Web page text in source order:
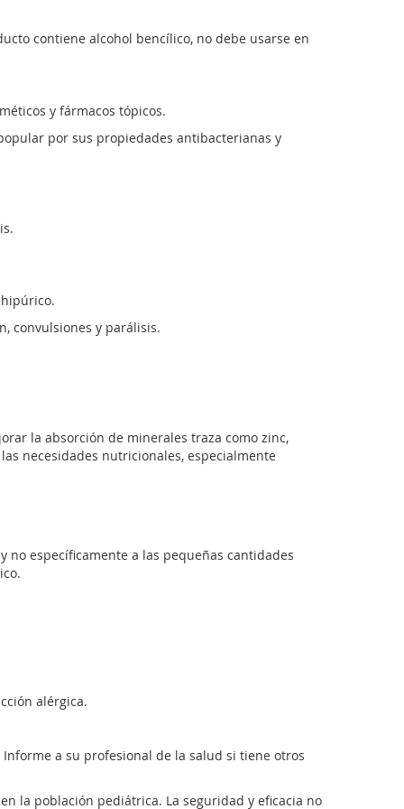
contiene alcohol bencílico, no debe usarse en
y fármacos tópicos.
por sus propiedades antibacterianas y
convulsiones y parálisis.
la absorción de minerales traza como zinc,
necesidades nutricionales, especialmente
no específicamente a las pequeñas cantidades
alérgica.
a su profesional de la salud si tiene otros
la población pediátrica. La seguridad y eficacia no